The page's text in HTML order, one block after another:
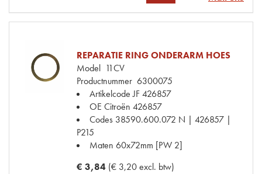
REPARATIE RING ONDERARM HOES
Model 11CV
Productnummer 6300075
Artikelcode JF426857
OE Citroën 426857
Codes 38590.600.072 N | 426857 |
P215
Maten 60x72mm [PW 2]
€ 3,84 (€ 3,20 excl. btw)